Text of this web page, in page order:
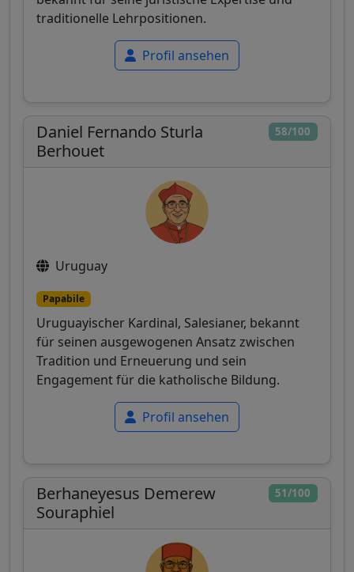
traditionelle Lehrpositionen.
Profil ansehen
58/100
Daniel Fernando Sturla
Berhouet
Uruguay
Papabile
Uruguayischer Kardinal, Salesianer, bekannt
für seinen ausgewogenen Ansatz zwischen
Tradition und Erneuerung und sein
Engagement für die katholische Bildung.
Profil ansehen
51/100
Berhaneyesus Demerew
Souraphiel